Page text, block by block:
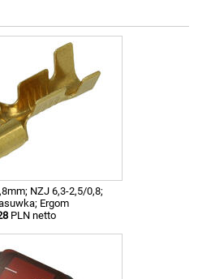
NZJ 6,3-2,5/0,8;
Ergom
PLN netto